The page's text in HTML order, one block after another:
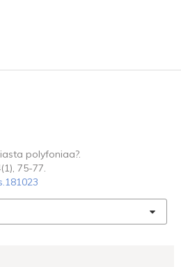
polyfoniaa?.
(1), 75-77.